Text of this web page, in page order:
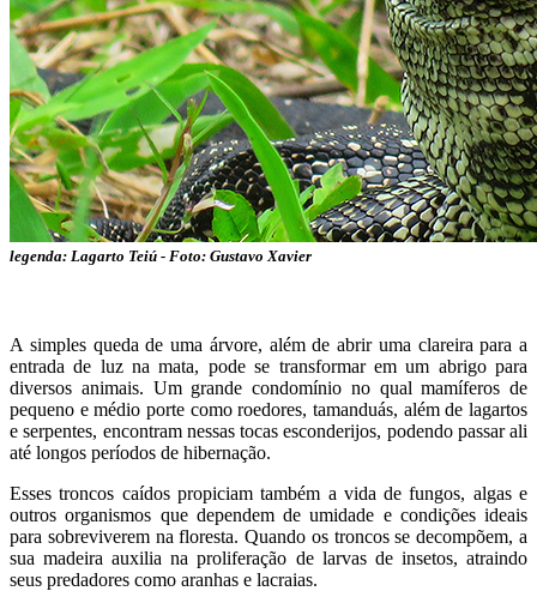
legenda: Lagarto Teiú - Foto: Gustavo Xavier
A simples queda de uma árvore, além de abrir uma clareira para a
entrada de luz na mata, pode se transformar em um abrigo para
diversos animais. Um grande condomínio no qual mamíferos de
pequeno e médio porte como roedores, tamanduás, além de lagartos
e serpentes, encontram nessas tocas esconderijos, podendo passar ali
até longos períodos de hibernação.
Esses troncos caídos propiciam também a vida de fungos, algas e
outros organismos que dependem de umidade e condições ideais
para sobreviverem na floresta. Quando os troncos se decompõem, a
sua madeira auxilia na proliferação de larvas de insetos, atraindo
seus predadores como aranhas e lacraias.